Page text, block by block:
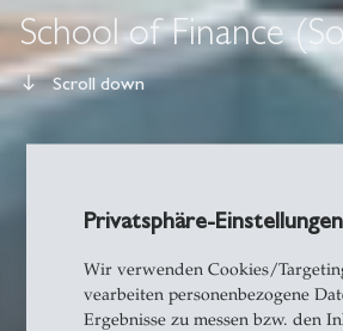
Privatsphäre-Einstellungen
Wir verwenden Cookies/
vearbeiten personenbezogene
Ergebnisse zu messen bzw. den
School of Finance
south Scroll down